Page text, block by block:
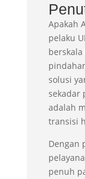
Apakah
pelaku
solusi
sekadar
adalah
transisi
Dengan
penuh